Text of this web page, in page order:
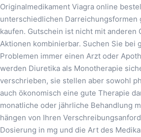
Originalmedikament Viagra online
unterschiedlichen Darreichungsformen
kaufen. Gutschein ist nicht mit anderen
Aktionen kombinierbar. Suchen Sie bei
Problemen immer einen Arzt oder
werden Diuretika als Monotherapie
verschrieben, sie stellen aber sowohl
auch ökonomisch eine gute Therapie
monatliche oder jährliche Behandlung
hängen von Ihren
Dosierung in mg und die Art des